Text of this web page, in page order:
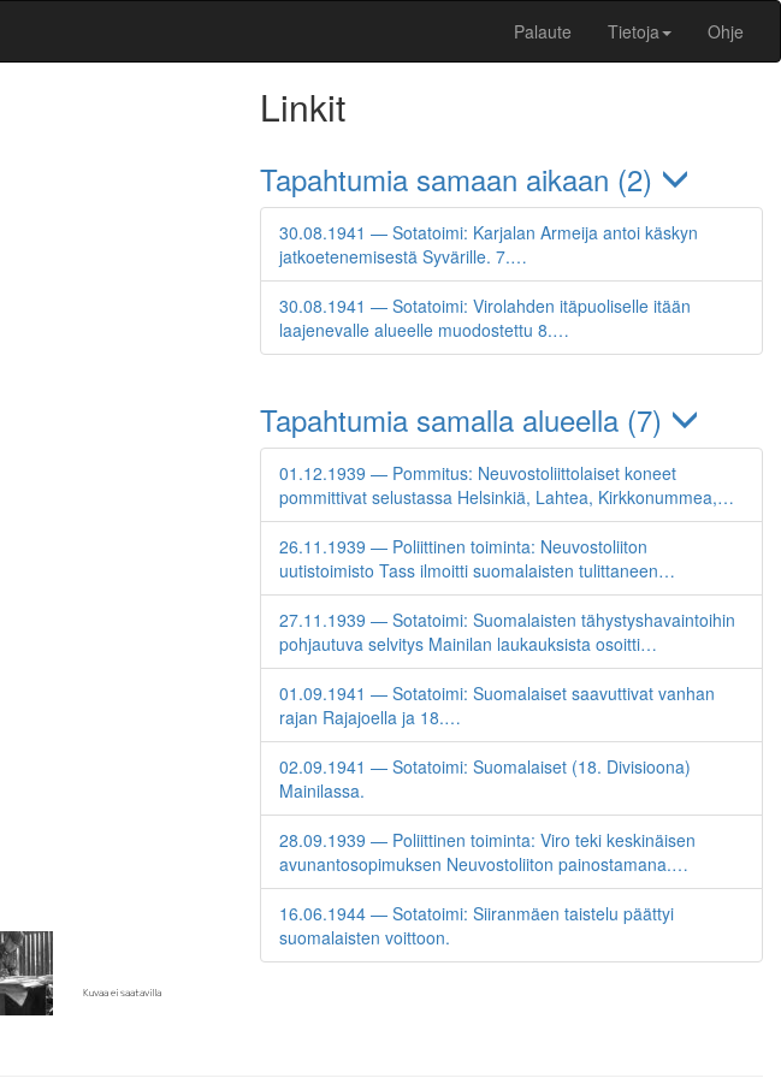
Palaute Tietoja Ohje
Linkit
Tapahtumia samaan aikaan (2)
30.08.1941 — Sotatoimi: Karjalan Armeija antoi käskyn
jatkoetenemisestä Syvärille. 7.…
30.08.1941 — Sotatoimi: Virolahden itäpuoliselle itään
laajenevalle alueelle muodostettu 8.…
Tapahtumia samalla alueella (7)
01.12.1939 — Pommitus: Neuvostoliittolaiset koneet
pommittivat selustassa Helsinkiä, Lahtea, Kirkkonummea,…
26.11.1939 — Poliittinen toiminta: Neuvostoliiton
uutistoimisto Tass ilmoitti suomalaisten tulittaneen…
27.11.1939 — Sotatoimi: Suomalaisten tähystyshavaintoihin
pohjautuva selvitys Mainilan laukauksista osoitti…
01.09.1941 — Sotatoimi: Suomalaiset saavuttivat vanhan
rajan Rajajoella ja 18.…
02.09.1941 — Sotatoimi: Suomalaiset (18. Divisioona)
Mainilassa.
28.09.1939 — Poliittinen toiminta: Viro teki keskinäisen
avunantosopimuksen Neuvostoliiton painostamana.…
16.06.1944 — Sotatoimi: Siiranmäen taistelu päättyi
suomalaisten voittoon.